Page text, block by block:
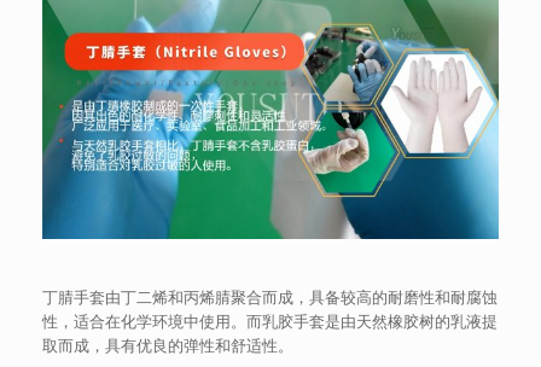
丁腈手套由丁二烯和丙烯腈聚合而成，具备较高的耐磨性和耐腐蚀
性，适合在化学环境中使用。而乳胶手套是由天然橡胶树的乳液提
取而成，具有优良的弹性和舒适性。